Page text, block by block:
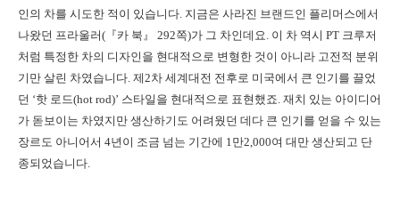
인의 차를 시도한 적이 있습니다. 지금은 사라진 브랜드인 플리머스에서
나왔던 프라울러(『카 북』 292쪽)가 그 차인데요. 이 차 역시 PT 크루저
처럼 특정한 차의 디자인을 현대적으로 변형한 것이 아니라 고전적 분위
기만 살린 차였습니다. 제2차 세계대전 전후로 미국에서 큰 인기를 끌었
던 ‘핫 로드(hot rod)’ 스타일을 현대적으로 표현했죠. 재치 있는 아이디어
가 돋보이는 차였지만 생산하기도 어려웠던 데다 큰 인기를 얻을 수 있는
장르도 아니어서 4년이 조금 넘는 기간에 1만2,000여 대만 생산되고 단
종되었습니다.